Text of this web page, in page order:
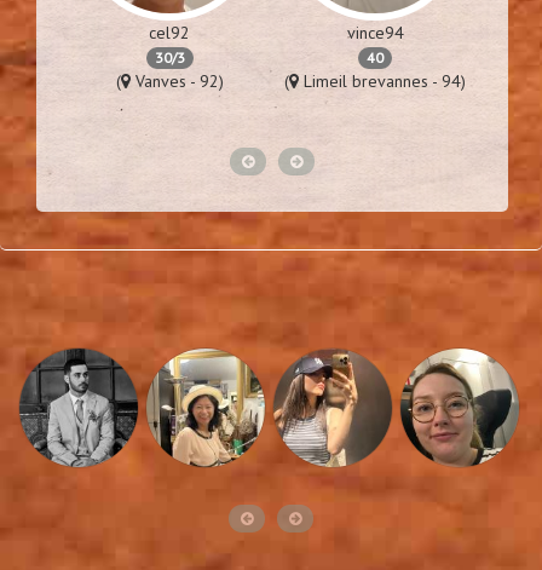
cel92
30/3
( Vanves - 92)
vince94
40
( Limeil brevannes - 94) St